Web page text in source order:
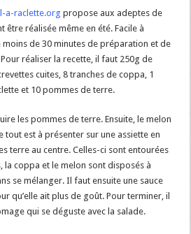
a-raclette.org propose aux adeptes de
être réalisée même en été. Facile à
de 30 minutes de préparation et de
réaliser la recette, il faut 250g de
cuites, 8 tranches de coppa, 1
et 10 pommes de terre.
les pommes de terre. Ensuite, le melon
tout est à présenter sur une assiette en
terre au centre. Celles-ci sont entourées
la coppa et le melon sont disposés à
se mélanger. Il faut ensuite une sauce
qu’elle ait plus de goût. Pour terminer, il
qui se déguste avec la salade.